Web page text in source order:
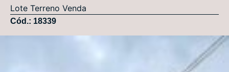
Lote Terreno Venda
Cód.: 18339